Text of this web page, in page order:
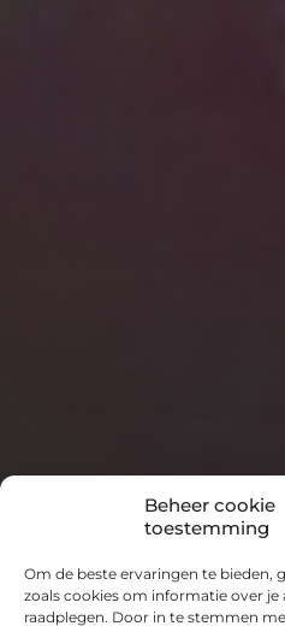
Beheer cookie
toestemming
Om de beste ervaringen te bieden,
zoals cookies om informatie over je
raadplegen. Door in te stemmen